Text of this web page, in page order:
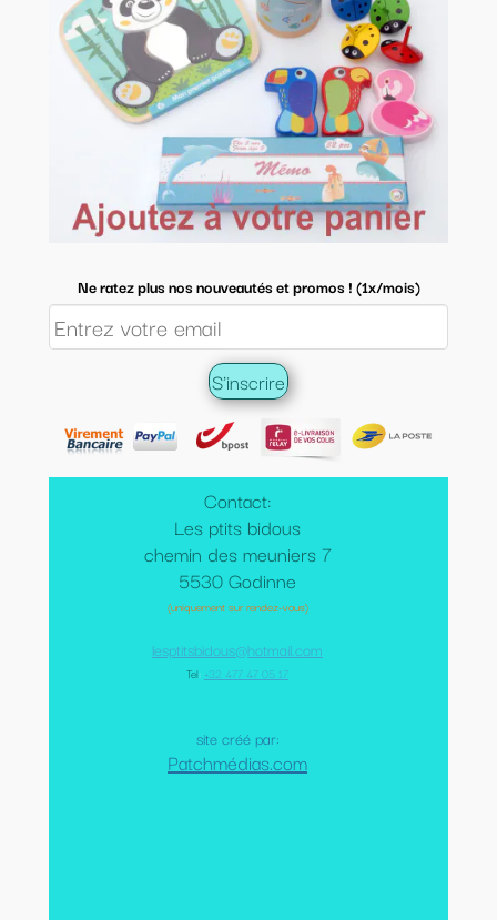
Contact:
Les ptits bidous
chemin des meuniers 7
5530 Godinne
(uniquement sur rendez-vous)
lesptitsbidous@hotmail.com
Tel: +32 477 47 05 17
site créé par:
Patchmédias.com
Ne ratez plus nos nouveautés et promos ! (1x/mois)